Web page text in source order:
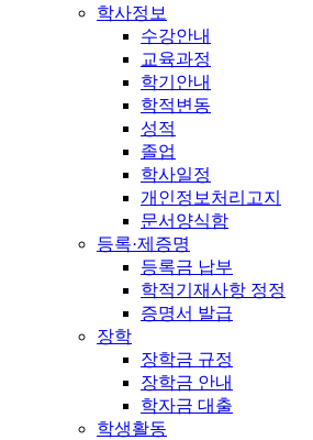
학사정보
수강안내
교육과정
학기안내
학적변동
성적
졸업
학사일정
개인정보처리고지
문서양식함
등록·제증명
등록금 납부
학적기재사항 정정
증명서 발급
장학
장학금 규정
장학금 안내
학자금 대출
학생활동